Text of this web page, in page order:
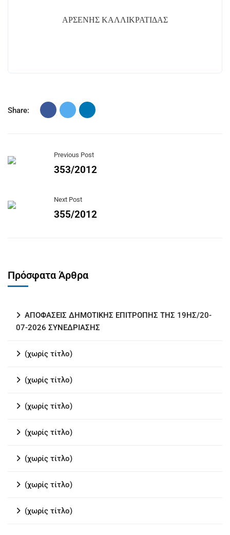
ΑΡΣΕΝΗΣ ΚΑΛΛΙΚΡΑΤΙΔΑΣ
Share:
Previous Post
353/2012
Next Post
355/2012
Πρόσφατα Άρθρα
ΑΠΟΦΑΣΕΙΣ ΔΗΜΟΤΙΚΗΣ ΕΠΙΤΡΟΠΗΣ ΤΗΣ 19ΗΣ/20-
07-2026 ΣΥΝΕΔΡΙΑΣΗΣ
(χωρίς τίτλο)
(χωρίς τίτλο)
(χωρίς τίτλο)
(χωρίς τίτλο)
(χωρίς τίτλο)
(χωρίς τίτλο)
(χωρίς τίτλο)